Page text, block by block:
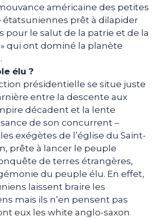
américaine des petites
étatsuniennes prêt à dilapider
pour le salut de la patrie et de la
qui ont dominé la planète
élu ?
présidentielle se situe juste
entre la descente aux
décadent et la lente
de son concurrent –
exégètes de l’église du Saint-
prête à lancer le peuple
de terres étrangères,
du peuple élu. En effet,
laissent braire les
mais ils n’en pensent pas
eux les white anglo-saxon